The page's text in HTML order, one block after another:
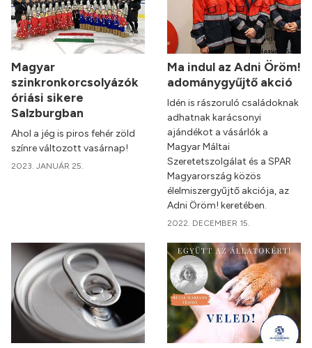
Magyar
szinkronkorcsolyázók
óriási sikere
Salzburgban
Ahol a jég is piros fehér zöld
színre változott vasárnap!
2023. JANUÁR 25.
Ma indul az Adni Öröm!
adománygyűjtő akció
Idén is rászoruló családoknak
adhatnak karácsonyi
ajándékot a vásárlók a
Magyar Máltai
Szeretetszolgálat és a SPAR
Magyarország közös
élelmiszergyűjtő akciója, az
Adni Öröm! keretében.
2022. DECEMBER 15.